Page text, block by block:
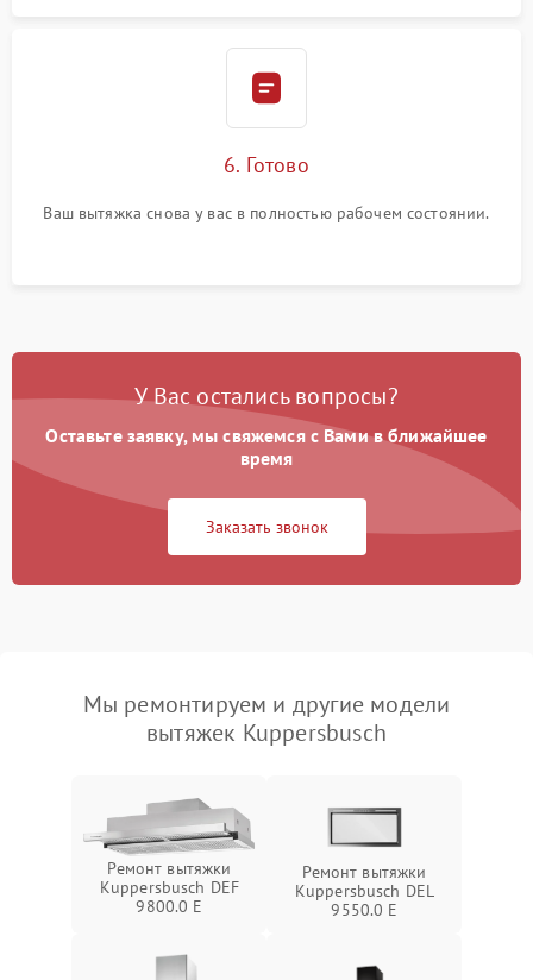
6. Готово
Ваш вытяжка снова у вас в полностью рабочем состоянии.
У Вас остались вопросы?
Оставьте заявку, мы свяжемся с Вами в ближайшее
время
Заказать звонок
Мы ремонтируем и другие модели
вытяжек Kuppersbusch
Ремонт вытяжки
Kuppersbusch DEF
9800.0 E
Ремонт вытяжки
Kuppersbusch DEL
9550.0 E